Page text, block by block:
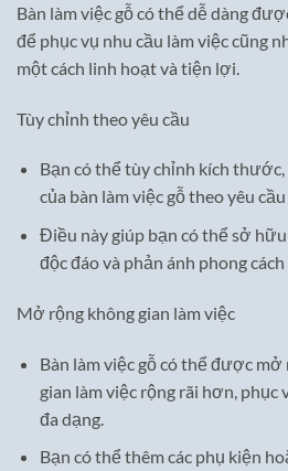
Bàn làm việc gỗ có thể dễ dàng
để phục vụ nhu cầu làm việc cũng
một cách linh hoạt và tiện lợi.
Tùy chỉnh theo yêu cầu
Bạn có thể tùy chỉnh kích thước,
của bàn làm việc gỗ theo yêu
Điều này giúp bạn có thể sở
độc đáo và phản ánh phong cách
Mở rộng không gian làm việc
Bàn làm việc gỗ có thể được
gian làm việc rộng rãi hơn, phục
đa dạng.
Bạn có thể thêm các phụ kiện